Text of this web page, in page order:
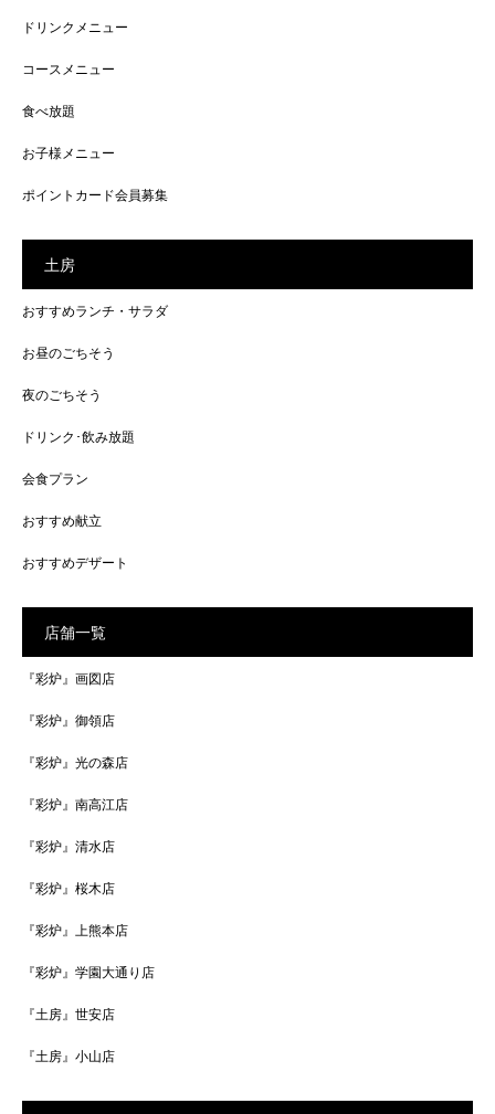
ドリンクメニュー
コースメニュー
食べ放題
お子様メニュー
ポイントカード会員募集
土房
おすすめランチ・サラダ
お昼のごちそう
夜のごちそう
ドリンク･飲み放題
会食プラン
おすすめ献立
おすすめデザート
店舗一覧
『彩炉』画図店
『彩炉』御領店
『彩炉』光の森店
『彩炉』南高江店
『彩炉』清水店
『彩炉』桜木店
『彩炉』上熊本店
『彩炉』学園大通り店
『土房』世安店
『土房』小山店